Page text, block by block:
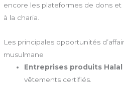
encore les plateformes de dons
à la charia.
Les principales opportunités
musulmane
Entreprises produits Halal
vêtements certifiés.